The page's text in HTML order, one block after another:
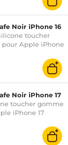
Noir iPhone 16
toucher
Apple iPhone
Noir iPhone 17
toucher gomme
iPhone 17